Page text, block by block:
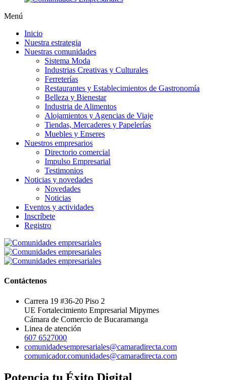
Menú
Inicio
Nuestra estrategia
Nuestras comunidades
Sistema Moda
Industrias Creativas y Culturales
Ferreterías
Restaurantes y Establecimientos de Gastronomía
Belleza y Bienestar
Industria de Alimentos
Alojamientos y Agencias de Viaje
Tiendas, Mercaderes y Papelerías
Muebles y Enseres
Nuestros empresarios
Directorio comercial
Impulso Empresarial
Testimonios
Noticias y novedades
Novedades
Noticias
Eventos y actividades
Inscríbete
Registro
Contáctenos
Carrera 19 #36-20 Piso 2
UE Fortalecimiento Empresarial Mipymes
Cámara de Comercio de Bucaramanga
Linea de atención
607 6527000
comunidadesempresariales@camaradirecta.com
comunicador.comunidades@camaradirecta.com
Potencia tu Éxito Digital